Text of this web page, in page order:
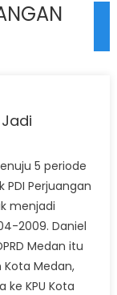
5 periode
PDI Perjuangan
menjadi
2009. Daniel
Medan itu
Kota Medan,
KPU Kota